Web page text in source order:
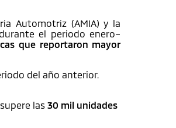
Automotriz (AMIA) y la
el periodo enero–
que reportaron mayor
del año anterior.
supere las 30 mil unidades